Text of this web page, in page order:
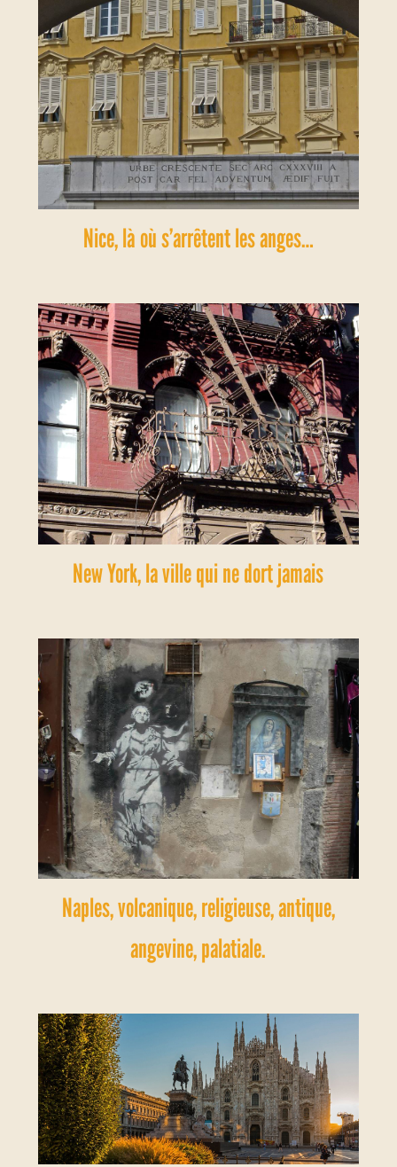
Nice, là où s’arrêtent les anges…
New York, la ville qui ne dort jamais
Naples, volcanique, religieuse, antique,
angevine, palatiale.